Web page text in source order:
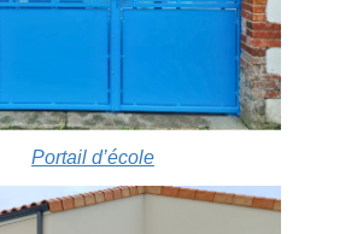
Portail d’école